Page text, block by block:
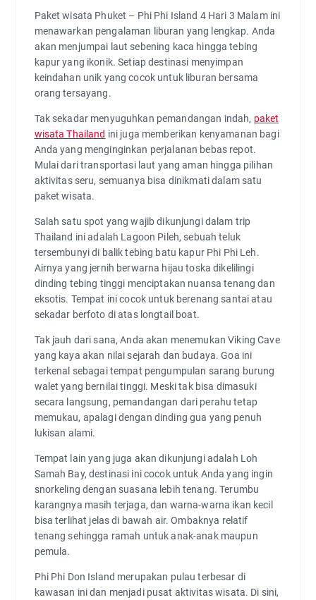
Paket wisata Phuket – Phi Phi Island 4 Hari 3 Malam ini
menawarkan pengalaman liburan yang lengkap. Anda
akan menjumpai laut sebening kaca hingga tebing
kapur yang ikonik. Setiap destinasi menyimpan
keindahan unik yang cocok untuk liburan bersama
orang tersayang.
Tak sekadar menyuguhkan pemandangan indah, paket
wisata Thailand ini juga memberikan kenyamanan bagi
Anda yang menginginkan perjalanan bebas repot.
Mulai dari transportasi laut yang aman hingga pilihan
aktivitas seru, semuanya bisa dinikmati dalam satu
paket wisata.
Salah satu spot yang wajib dikunjungi dalam trip
Thailand ini adalah Lagoon Pileh, sebuah teluk
tersembunyi di balik tebing batu kapur Phi Phi Leh.
Airnya yang jernih berwarna hijau toska dikelilingi
dinding tebing tinggi menciptakan nuansa tenang dan
eksotis. Tempat ini cocok untuk berenang santai atau
sekadar berfoto di atas longtail boat.
Tak jauh dari sana, Anda akan menemukan Viking Cave
yang kaya akan nilai sejarah dan budaya. Goa ini
terkenal sebagai tempat pengumpulan sarang burung
walet yang bernilai tinggi. Meski tak bisa dimasuki
secara langsung, pemandangan dari perahu tetap
memukau, apalagi dengan dinding gua yang penuh
lukisan alami.
Tempat lain yang juga akan dikunjungi adalah Loh
Samah Bay, destinasi ini cocok untuk Anda yang ingin
snorkeling dengan suasana lebih tenang. Terumbu
karangnya masih terjaga, dan warna-warna ikan kecil
bisa terlihat jelas di bawah air. Ombaknya relatif
tenang sehingga ramah untuk anak-anak maupun
pemula.
Phi Phi Don Island merupakan pulau terbesar di
kawasan ini dan menjadi pusat aktivitas wisata. Di sini,